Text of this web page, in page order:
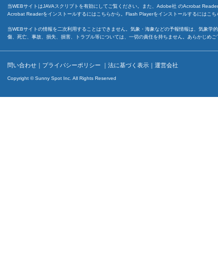
当WEBサイトはJAVAスクリプトを有効にしてご覧ください。また、Adobe社 のAcrobat
Acrobat Readerをインストールするには こちらから。Flash Playerをインストールするには こち
当WEBサイトの情報を二次利用することはできません。気象・海象などの予報情報は、気象
傷、死亡、事故、損失、損害、トラブル等については、一切の責任を持ちません。あらかじめ
問い合わせ ｜ プライバシーポリシー ｜ 法に基づく表示 ｜ 運営会社
Copyright © Sunny Spot Inc. All Rights Reserved